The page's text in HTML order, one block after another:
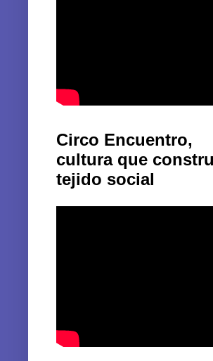
Circo Encuentro,
cultura que
tejido social